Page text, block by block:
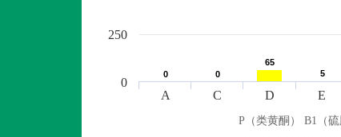
0
0 0
0
65
65
5
5
A C D E
0
250
P（类黄酮） B1（